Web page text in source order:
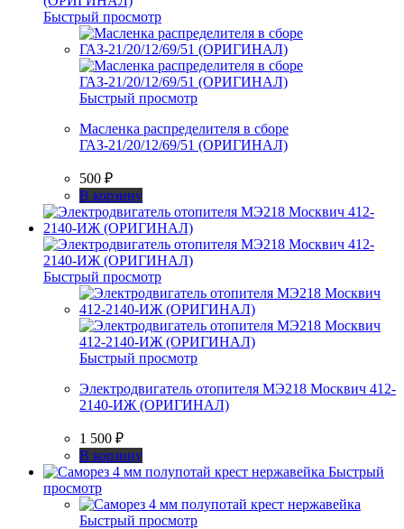
Быстрый просмотр
Быстрый просмотр
Масленка распределителя в сборе
ГАЗ-21/20/12/69/51 (ОРИГИНАЛ)
500 ₽
В корзину
Быстрый просмотр
Быстрый просмотр
Электродвигатель отопителя МЭ218 Москвич 412-
2140-ИЖ (ОРИГИНАЛ)
1 500 ₽
В корзину
Быстрый
просмотр
Быстрый просмотр